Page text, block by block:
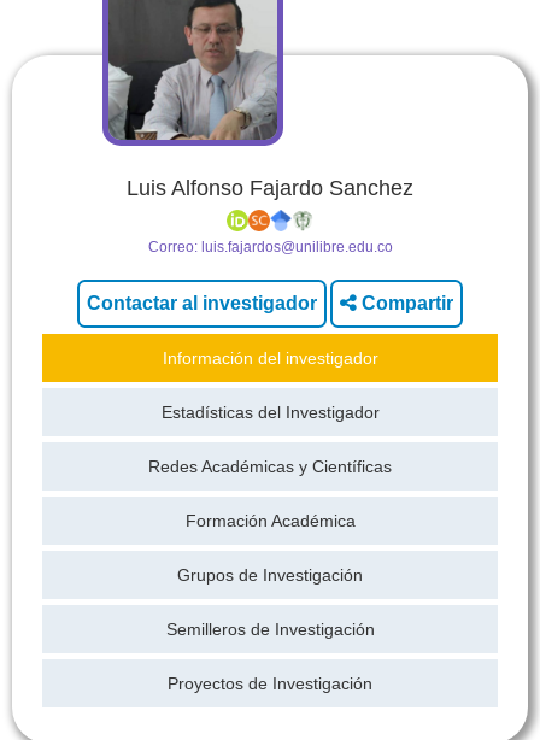
Luis Alfonso Fajardo Sanchez
Correo: luis.fajardos@unilibre.edu.co
Compartir
Información del investigador
Estadísticas del Investigador
Redes Académicas y Científicas
Formación Académica
Grupos de Investigación
Semilleros de Investigación
Proyectos de Investigación